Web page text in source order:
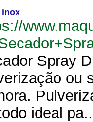
inox
Spray
ou
ideal